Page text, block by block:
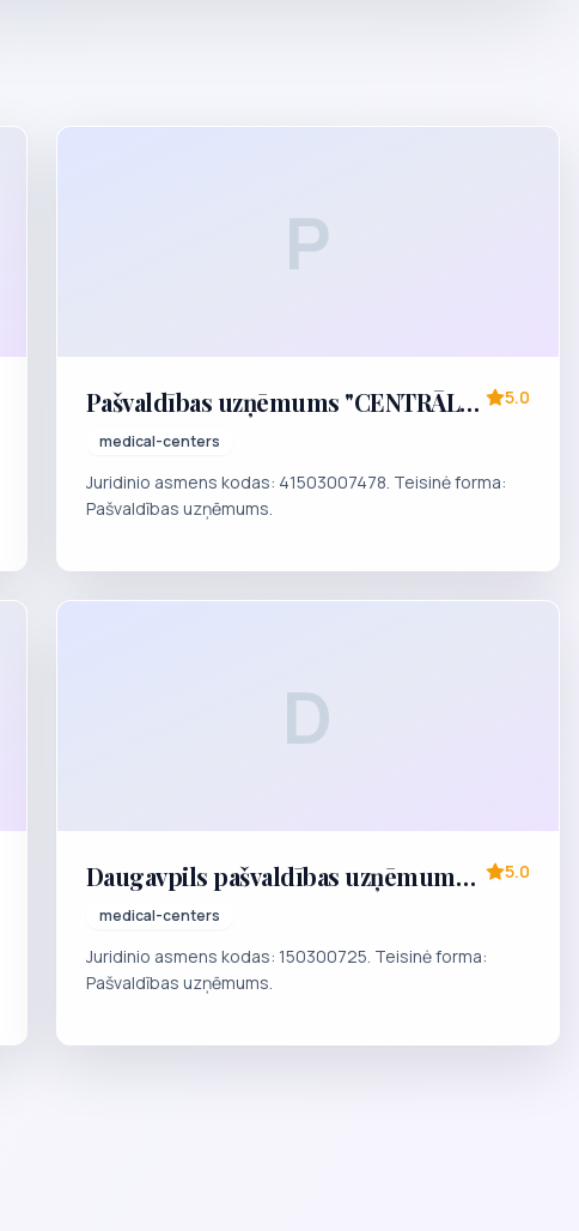
P
Pašvaldības uzņēmums "CENTRĀLĀ
PILSĒTAS POLIKLĪNIKA"
medical-centers
5.0
Juridinio asmens kodas: 41503007478. Teisinė forma:
Pašvaldības uzņēmums.
D
Daugavpils pašvaldības uzņēmums
"SEKSUĀLI TRANSMISĪVO UN ĀDAS
LIPĪGO SLIMĪBU POLIKLĪNIKA"
medical-centers
5.0
Juridinio asmens kodas: 150300725. Teisinė forma:
Pašvaldības uzņēmums.